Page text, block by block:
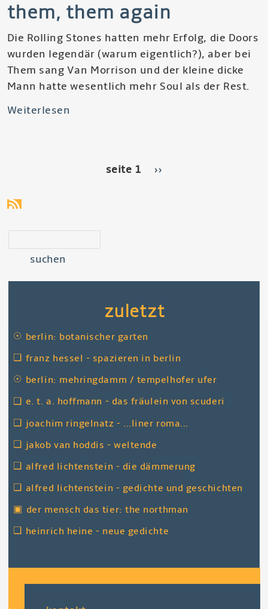
-
What
Leave
Behind
them, them again
Die Rolling Stones hatten mehr Erfolg, die Doors
wurden legendär (warum eigentlich?), aber bei
Them sang Van Morrison und der kleine dicke
Mann hatte wesentlich mehr Soul als der Rest.
Weiterlesen
seitennummerierung
seite 1
nächste
››
zuletzt
☉ berlin: botanischer garten
❑ franz hessel - spazieren in berlin
☉ berlin: mehringdamm / tempelhofer ufer
❑ e. t. a. hoffmann - das fräulein von scuderi
❑ joachim ringelnatz - ...liner roma...
❑ jakob van hoddis - weltende
❑ alfred lichtenstein - die dämmerung
❑ alfred lichtenstein - gedichte und geschichten
▣ der mensch das tier: the northman
❑ heinrich heine - neue gedichte
fußzeile